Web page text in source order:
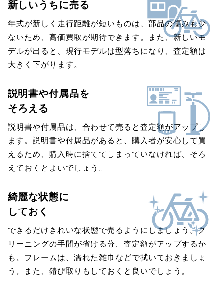
新しいうちに売る
年式が新しく走行距離が短いものは、部品の傷みも少
ないため、高価買取が期待できます。また、新しいモ
デルが出ると、現行モデルは型落ちになり、査定額は
大きく下がります。
説明書や付属品を
そろえる
説明書や付属品は、合わせて売ると査定額がアップし
ます。説明書や付属品があると、購入者が安心して買
えるため、購入時に捨ててしまっていなければ、そろ
えておくとよいでしょう。
綺麗な状態に
しておく
できるだけきれいな状態で売るようにしましょう。ク
リーニングの手間が省ける分、査定額がアップするか
も。フレームは、濡れた雑巾などで拭いておきましょ
う。また、錆び取りもしておくと良いでしょう。